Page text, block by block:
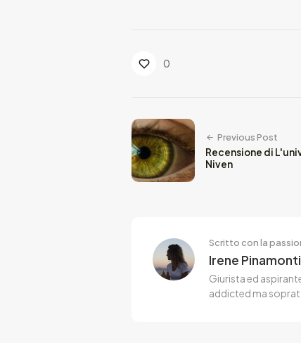
0
Previous Post
Recensione di
Niven
Scritto con la
Irene Pinamonti
Giurista ed
addicted ma